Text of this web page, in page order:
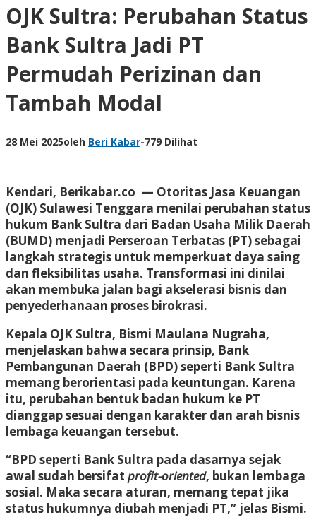
OJK Sultra: Perubahan Status
Bank Sultra Jadi PT
Permudah Perizinan dan
Tambah Modal
28 Mei 2025oleh Beri Kabar-779 Dilihat
Kendari, Berikabar.co — Otoritas Jasa Keuangan
(OJK) Sulawesi Tenggara menilai perubahan status
hukum Bank Sultra dari Badan Usaha Milik Daerah
(BUMD) menjadi Perseroan Terbatas (PT) sebagai
langkah strategis untuk memperkuat daya saing
dan fleksibilitas usaha. Transformasi ini dinilai
akan membuka jalan bagi akselerasi bisnis dan
penyederhanaan proses birokrasi.
Kepala OJK Sultra, Bismi Maulana Nugraha,
menjelaskan bahwa secara prinsip, Bank
Pembangunan Daerah (BPD) seperti Bank Sultra
memang berorientasi pada keuntungan. Karena
itu, perubahan bentuk badan hukum ke PT
dianggap sesuai dengan karakter dan arah bisnis
lembaga keuangan tersebut.
“BPD seperti Bank Sultra pada dasarnya sejak
awal sudah bersifat profit-oriented, bukan lembaga
sosial. Maka secara aturan, memang tepat jika
status hukumnya diubah menjadi PT,” jelas Bismi.